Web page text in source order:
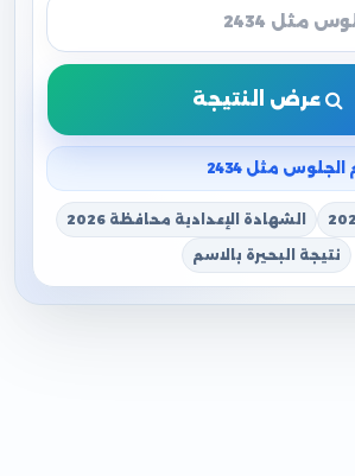
عرض النتيجة
مثل 2434
الشهادة الإعدادية محافظة 2026
نتيجة البحيرة بالاسم